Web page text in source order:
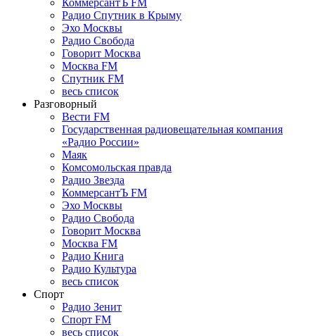
Радио Спутник в Крыму
Эхо Москвы
Радио Свобода
Говорит Москва
Москва FM
Спутник FM
весь список
Разговорный
Вести FM
Государственная радиовещательная компания
«Радио России»
Маяк
Комсомольская правда
Радио Звезда
КоммерсантЪ FM
Эхо Москвы
Радио Свобода
Говорит Москва
Москва FM
Радио Книга
Радио Культура
весь список
Спорт
Радио Зенит
Спорт FM
весь список